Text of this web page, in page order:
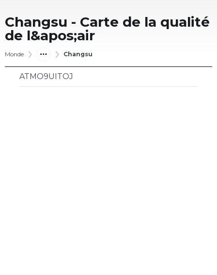
Changsu - Carte de la qualité
de l&apos;air
Monde Changsu
ATMO9UITOJ